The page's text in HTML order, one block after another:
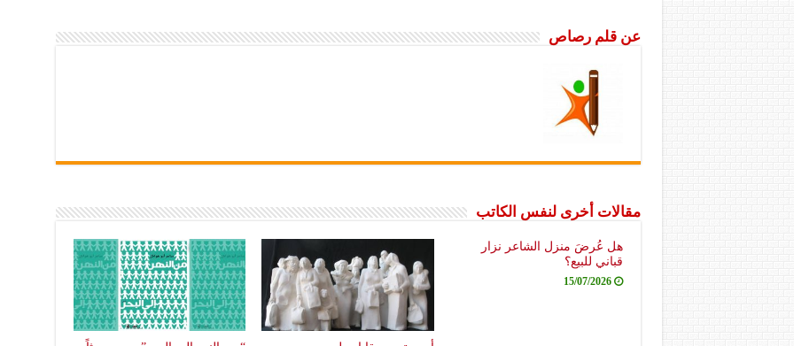
عن قلم رصاص
مقالات أخرى لنفس الكاتب
هل عُرضَ منزل الشاعر نزار
قباني للبيع؟
15/07/2026